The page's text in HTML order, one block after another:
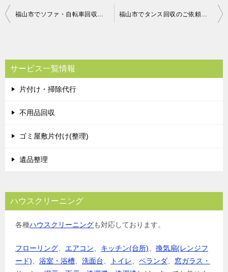
投
ビ
ゲ
ー
シ
福山市でソファ・自転車回収のご依頼 お客様の声 福山市でタンス回収のご依頼 お客様の声
サービス一覧情報
片付け・掃除代行
不用品回収
ゴミ屋敷片付け(整理)
遺品整理
ハウスクリーニング
各種ハウスクリーニングも対応しております。
フローリング、 エアコン、 キッチン(台所)、 換気扇(レンジフ
ード)、 浴室・浴槽、 洗面台、 トイレ、 ベランダ、 窓ガラス・